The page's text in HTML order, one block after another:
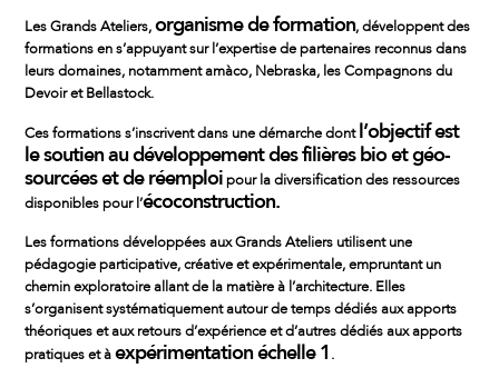
Les Grands Ateliers,organisme de formation, développent des
formations en s’appuyant sur l’expertise de partenaires reconnus dans
leurs domaines, notamment amàco, Nebraska, les Compagnons du
Devoir et Bellastock.
Ces formations s’inscrivent dans une démarche dontl’objectif est
le soutien audéveloppement des filières bio et géo-
sourcées et de réemploipour la diversification des ressources
disponibles pour l’écoconstruction.
Lesformationsdéveloppées aux Grands Ateliers utilisent une
pédagogie participative, créative et expérimentale, empruntant un
chemin exploratoire allant de la matière à l’architecture. Elles
s’organisent systématiquement autour de temps dédiés aux apports
théoriques et aux retours d’expérience et d’autres dédiés aux apports
pratiques et àexpérimentation échelle 1 .